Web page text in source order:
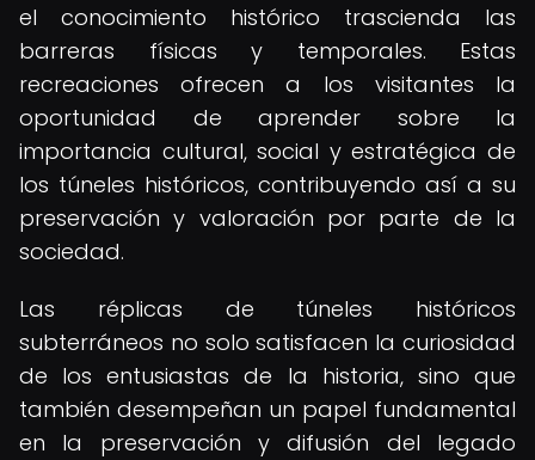
el conocimiento histórico trascienda las
barreras físicas y temporales. Estas
recreaciones ofrecen a los visitantes la
oportunidad de aprender sobre la
importancia cultural, social y estratégica de
los túneles históricos, contribuyendo así a su
preservación y valoración por parte de la
sociedad.
Las réplicas de túneles históricos
subterráneos no solo satisfacen la curiosidad
de los entusiastas de la historia, sino que
también desempeñan un papel fundamental
en la preservación y difusión del legado